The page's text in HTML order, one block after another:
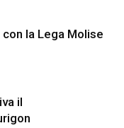
la Lega Molise
il